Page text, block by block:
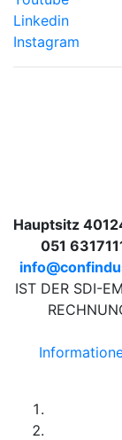
Linkedin
Instagram
Hauptsitz
051
IST DER SDI-